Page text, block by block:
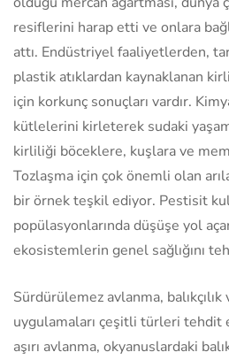
resiflerini harap etti ve onlara
attı. Endüstriyel faaliyetlerden,
plastik atıklardan kaynaklanan
için korkunç sonuçları vardır.
kütlelerini kirleterek sudaki
kirliliği böceklere, kuşlara ve
Tozlaşma için çok önemli olan
bir örnek teşkil ediyor. Pestisit
popülasyonlarında düşüşe yol
ekosistemlerin genel sağlığını
Sürdürülemez avlanma,
uygulamaları çeşitli türleri tehdit
aşırı avlanma, okyanuslardaki